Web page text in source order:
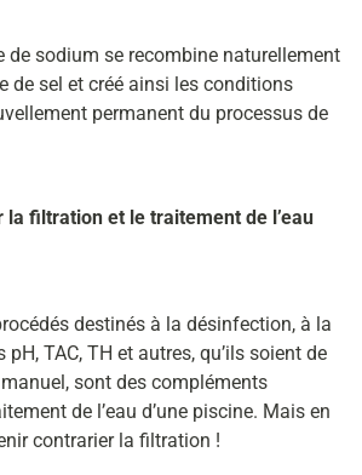
de sodium se recombine naturellement
de sel et créé ainsi les conditions
permanent du processus de
la filtration et le traitement de l’eau
destinés à la désinfection, à la
TAC, TH et autres, qu’ils soient de
sont des compléments
de l’eau d’une piscine. Mais en
contrarier la filtration !